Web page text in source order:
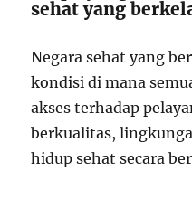
sehat yang
Negara sehat yang
kondisi di mana
akses terhadap
berkualitas,
hidup sehat secara